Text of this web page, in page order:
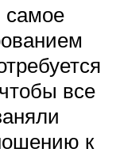
самое
все
к